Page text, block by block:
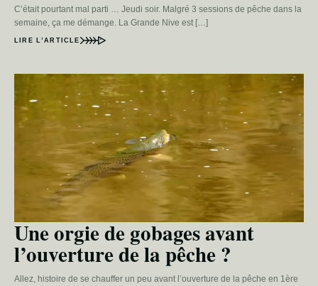
C’était pourtant mal parti … Jeudi soir. Malgré 3 sessions de pêche dans la
semaine, ça me démange. La Grande Nive est […]
LIRE L’ARTICLE
Une orgie de gobages avant
l’ouverture de la pêche ?
Allez, histoire de se chauffer un peu avant l’ouverture de la pêche en 1ère